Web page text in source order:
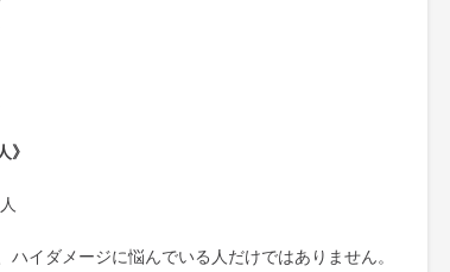
》
イダメージに悩んでいる人だけではありません。